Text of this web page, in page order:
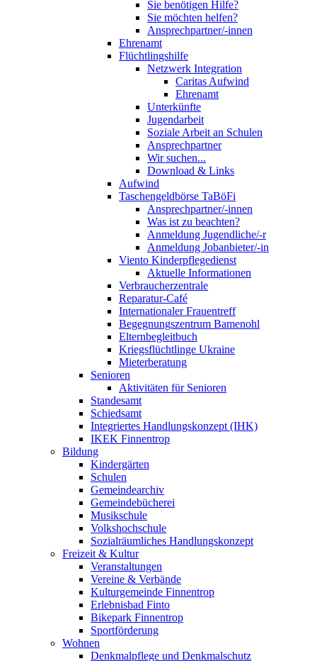
Sie benötigen Hilfe?
Sie möchten helfen?
Ansprechpartner/-innen
Ehrenamt
Flüchtlingshilfe
Netzwerk Integration
Caritas Aufwind
Ehrenamt
Unterkünfte
Jugendarbeit
Soziale Arbeit an Schulen
Ansprechpartner
Wir suchen...
Download & Links
Aufwind
Taschengeldbörse TaBöFi
Ansprechpartner/-innen
Was ist zu beachten?
Anmeldung Jugendliche/-r
Anmeldung Jobanbieter/-in
Viento Kinderpflegedienst
Aktuelle Informationen
Verbraucherzentrale
Reparatur-Café
Internationaler Frauentreff
Begegnungszentrum Bamenohl
Elternbegleitbuch
Kriegsflüchtlinge Ukraine
Mieterberatung
Senioren
Aktivitäten für Senioren
Standesamt
Schiedsamt
Integriertes Handlungskonzept (IHK)
IKEK Finnentrop
Bildung
Kindergärten
Schulen
Gemeindearchiv
Gemeindebücherei
Musikschule
Volkshochschule
Sozialräumliches Handlungskonzept
Freizeit & Kultur
Veranstaltungen
Vereine & Verbände
Kulturgemeinde Finnentrop
Erlebnisbad Finto
Bikepark Finnentrop
Sportförderung
Wohnen
Denkmalpflege und Denkmalschutz